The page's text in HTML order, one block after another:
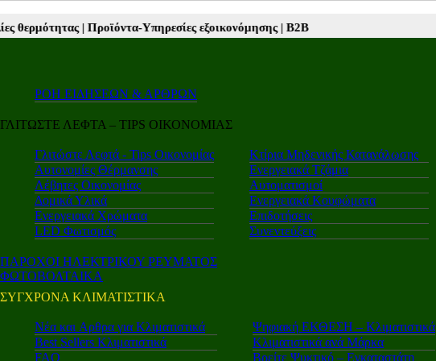
εξοικονόμησης |Β2Β νέα |Autotriti.gr |Mototriti.gr |Electro.triti |
ΡΟΗ ΕΙΔΗΣΕΩΝ & ΑΡΘΡΩΝ
ΓΛΙΤΩΣΤΕ ΛΕΦΤΑ – TIPS ΟΙΚΟΝΟΜΙΑΣ
Γλιτώστε Λεφτά - Tips Οικονομίας
Αυτονομίες Θέρμανσης
Λέβητες Οικονομίας
Δομικά Υλικά
Ενεργειακά Χρώματα
LED Φωτισμός
Κτίρια Μηδενικής Κατανάλωσης
Ενεργειακά Τζάμια
Αυτοματισμοί
Ενεργειακά Κουφώματα
Επιδοτήσεις
Συνεντεύξεις
ΠΑΡΟΧΟΙ ΗΛΕΚΤΡΙΚΟΥ ΡΕΥΜΑΤΟΣ
ΦΩΤΟΒΟΛΤΑΙΚΑ
ΣΥΓΧΡΟΝΑ ΚΛΙΜΑΤΙΣΤΙΚΑ
Νέα και Aρθρα για Κλιματιστικά
Best Sellers Κλιματιστικά
FAQ
Ψηφιακή ΕΚΘΕΣΗ – Κλιματιστικά
Κλιματιστικά ανά Μάρκα
Βρείτε Ψυκτικό – Εγκαταστάτη